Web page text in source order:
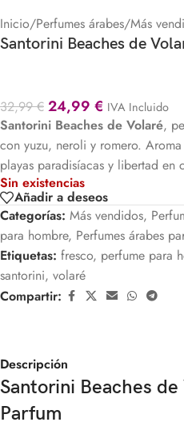
Inicio/Perfumes árabes/Más
Santorini Beaches de
32,99€ 24,99 € IVA Incluido
Santorini Beaches de Volaré,
con yuzu, neroli y romero.
playas paradisíacas y libertad en
Sin existencias
Añadir a deseos
Categorías: Más vendidos,
para hombre, Perfumes árabes
Etiquetas: fresco, perfume para
santorini, volaré
Compartir:
Descripción
Santorini Beaches de
Parfum